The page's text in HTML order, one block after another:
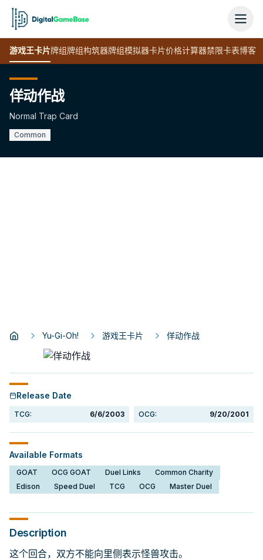
游戏王卡片牌组牌组构筑器牌组模拟器卡片价格计算器禁限卡表博客
佯动作战
Normal Trap Card
Common
Yu-Gi-Oh! 游戏王卡片 佯动作战
Release Date
TCG: 6/6/2003 OCG: 9/20/2001
Available Formats
GOAT OCG GOAT Duel Links
Common Charity
Edison
Speed Duel TCG OCG Master Duel
Description
这个回合，双方不能向里侧表示怪兽攻击。